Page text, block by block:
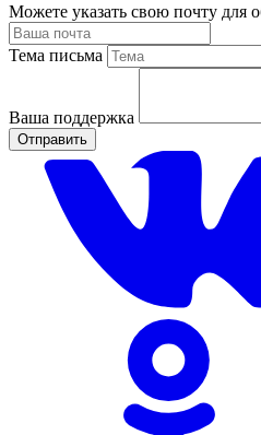
Можете указать свою почту для
Тема письма
Ваша поддержка
Отправить